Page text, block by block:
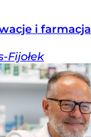
i farmacja
Fijołek